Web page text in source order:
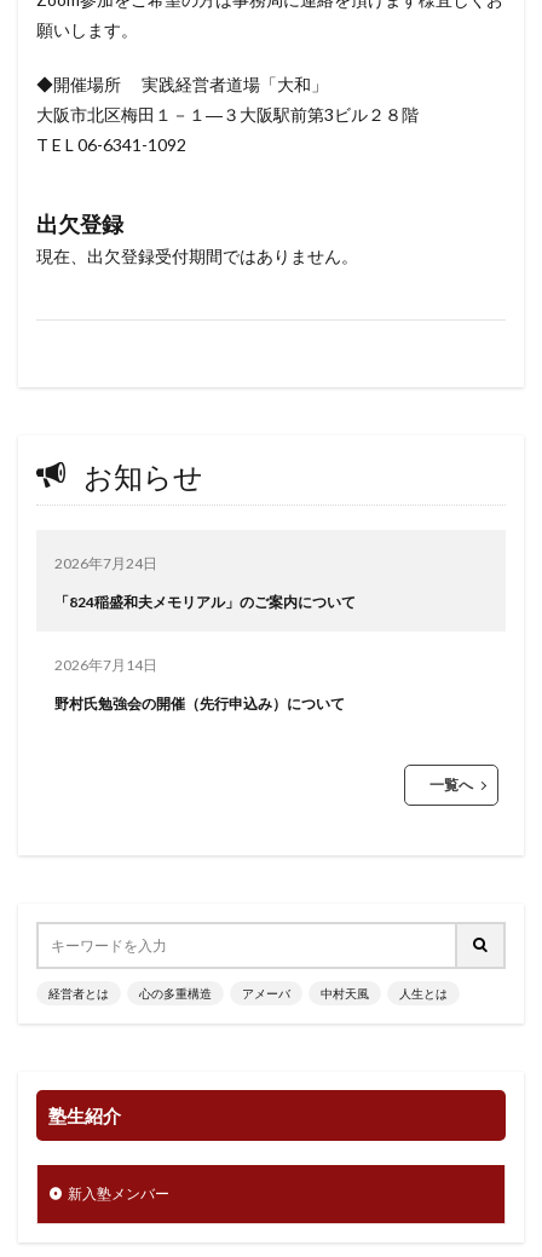
願いします。
◆開催場所 実践経営者道場「大和」
大阪市北区梅田１－１―３大阪駅前第3ビル２８階
T E L 06-6341-1092
出欠登録
現在、出欠登録受付期間ではありません。
お知らせ
2026年7月24日
「824稲盛和夫メモリアル」のご案内について
2026年7月14日
野村氏勉強会の開催（先行申込み）について
一覧へ
経営者とは 心の多重構造 アメーバ 中村天風 人生とは
塾生紹介
新入塾メンバー